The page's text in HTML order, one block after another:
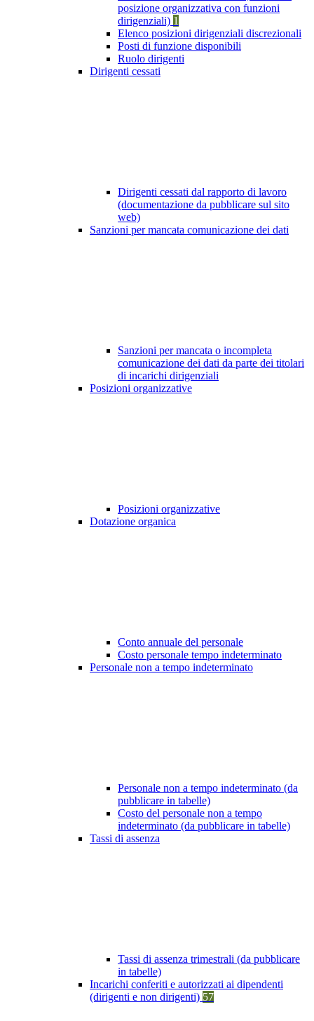
posizione organizzativa con funzioni
dirigenziali) 1
Elenco posizioni dirigenziali discrezionali
Posti di funzione disponibili
Ruolo dirigenti
Dirigenti cessati
Dirigenti cessati dal rapporto di lavoro
(documentazione da pubblicare sul sito
web)
Sanzioni per mancata comunicazione dei dati
Sanzioni per mancata o incompleta
comunicazione dei dati da parte dei titolari
di incarichi dirigenziali
Posizioni organizzative
Posizioni organizzative
Dotazione organica
Conto annuale del personale
Costo personale tempo indeterminato
Personale non a tempo indeterminato
Personale non a tempo indeterminato (da
pubblicare in tabelle)
Costo del personale non a tempo
indeterminato (da pubblicare in tabelle)
Tassi di assenza
Tassi di assenza trimestrali (da pubblicare
in tabelle)
Incarichi conferiti e autorizzati ai dipendenti
(dirigenti e non dirigenti) 57